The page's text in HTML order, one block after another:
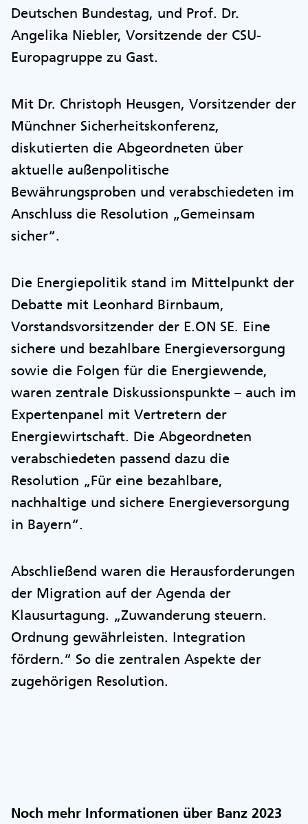
Deutschen Bundestag, und Prof. Dr.
Angelika Niebler, Vorsitzende der CSU-
Europagruppe zu Gast.
Mit Dr. Christoph Heusgen, Vorsitzender der
Münchner Sicherheitskonferenz,
diskutierten die Abgeordneten über
aktuelle außenpolitische
Bewährungsproben und verabschiedeten im
Anschluss die Resolution „Gemeinsam
sicher“.
Die Energiepolitik stand im Mittelpunkt der
Debatte mit Leonhard Birnbaum,
Vorstandsvorsitzender der E.ON SE. Eine
sichere und bezahlbare Energieversorgung
sowie die Folgen für die Energiewende,
waren zentrale Diskussionspunkte – auch im
Expertenpanel mit Vertretern der
Energiewirtschaft. Die Abgeordneten
verabschiedeten passend dazu die
Resolution „Für eine bezahlbare,
nachhaltige und sichere Energieversorgung
in Bayern“.
Abschließend waren die Herausforderungen
der Migration auf der Agenda der
Klausurtagung. „Zuwanderung steuern.
Ordnung gewährleisten. Integration
fördern.“ So die zentralen Aspekte der
zugehörigen Resolution.
Noch mehr Informationen über Banz 2023